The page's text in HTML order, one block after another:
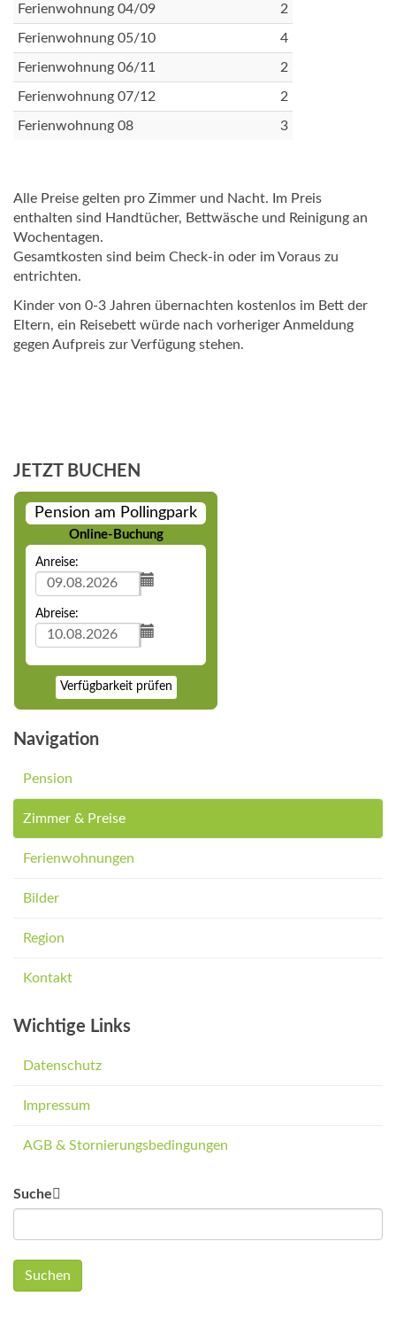
Ferienwohnung 04/09 2
Ferienwohnung 05/10 4
Ferienwohnung 06/11 2
Ferienwohnung 07/12 2
Ferienwohnung 08 3
Alle Preise gelten pro Zimmer und Nacht. Im Preis
enthalten sind Handtücher, Bettwäsche und Reinigung an
Wochentagen.
Gesamtkosten sind beim Check-in oder im Voraus zu
entrichten.
Kinder von 0-3 Jahren übernachten kostenlos im Bett der
Eltern, ein Reisebett würde nach vorheriger Anmeldung
gegen Aufpreis zur Verfügung stehen.
JETZT BUCHEN
Pension am Pollingpark
Online-Buchung
Anreise:
Abreise:
Verfügbarkeit prüfen
Navigation
Pension
Zimmer & Preise
Ferienwohnungen
Bilder
Region
Kontakt
Wichtige Links
Datenschutz
Impressum
AGB & Stornierungsbedingungen
Suche
Suchen